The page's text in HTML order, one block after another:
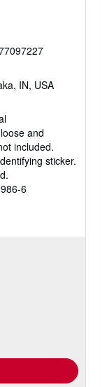
IN, USA
and
included.
sticker.
6